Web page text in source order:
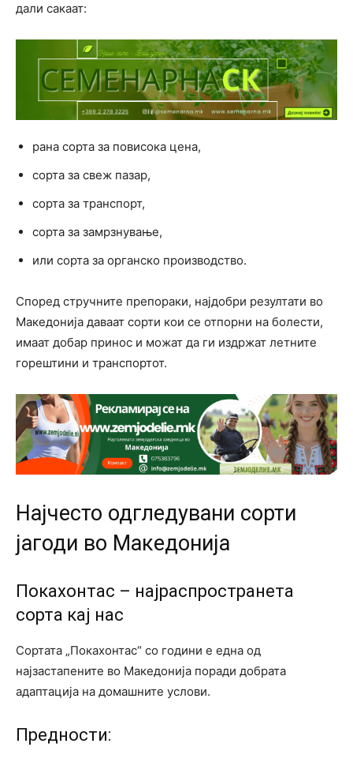
дали сакаат:
рана сорта за повисока цена,
сорта за свеж пазар,
сорта за транспорт,
сорта за замрзнување,
или сорта за органско производство.
Според стручните препораки, најдобри резултати во
Македонија даваат сорти кои се отпорни на болести,
имаат добар принос и можат да ги издржат летните
горештини и транспортот.
Најчесто одгледувани сорти
јагоди во Македонија
Покахонтас – најраспространета
сорта кај нас
Сортата „Покахонтас“ со години е една од
најзастапените во Македонија поради добрата
адаптација на домашните услови.
Предности: